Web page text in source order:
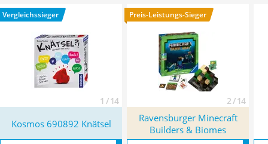
Wanderschuhe Herren
Sicherheitsweste Reiten
Überzeugt hat uns hier im August 2026 besonders das
ModellKosmos 690892 Knätsel* mit seinen Eigenschaften.
Vergleichssieger
1 / 14
Preis-Leistungs-Sieger
2 / 14
Kosmos 690892 Knätsel
Ravensburger Minecraft
Builders & Biomes